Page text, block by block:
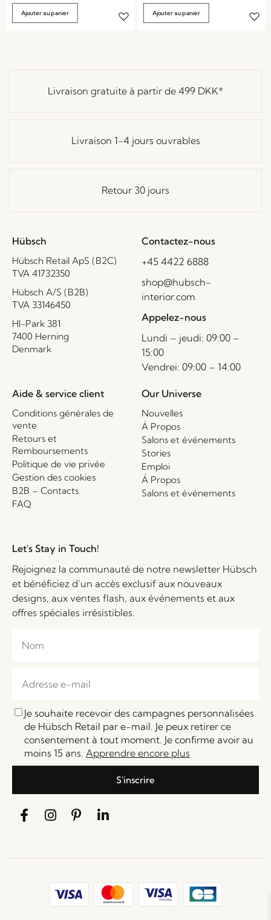
Ajouter au panier Ajouter au panier
Livraison gratuite à partir de 499 DKK*
Livraison 1-4 jours ouvrables
Retour 30 jours
Hübsch
Hübsch Retail ApS (B2C)
TVA 41732350
Hübsch A/S (B2B)
TVA 33146450
HI-Park 381
7400 Herning
Denmark
Contactez-nous
+45 4422 6888
shop@hubsch-
interior.com
Appelez-nous
Lundi – jeudi: 09:00 –
15:00
Vendrei: 09:00 – 14:00
Aide & service client
Conditions générales de
vente
Retours et
Remboursements
Politique de vie privée
Gestion des cookies
B2B – Contacts
FAQ
Our Universe
Nouvelles
Á Propos
Salons et événements
Stories
Emploi
Á Propos
Salons et événements
Let's Stay in Touch!
Rejoignez la communauté de notre newsletter Hübsch
et bénéficiez d’un accès exclusif aux nouveaux
designs, aux ventes flash, aux événements et aux
offres spéciales irrésistibles.
Je souhaite recevoir des campagnes personnalisées
de Hübsch Retail par e-mail. Je peux retirer ce
consentement à tout moment. Je confirme avoir au
moins 15 ans. Apprendre encore plus
S'inscrire